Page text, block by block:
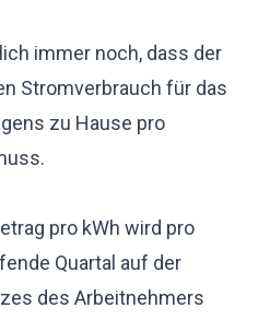
immer noch, dass der
Stromverbrauch für das
zu Hause pro
pro kWh wird pro
Quartal auf der
des Arbeitnehmers